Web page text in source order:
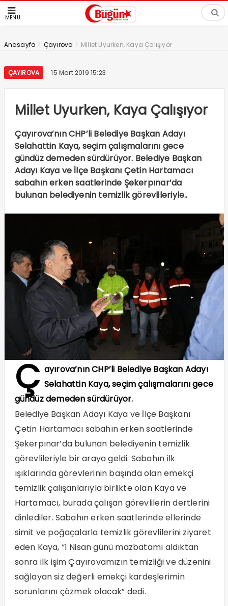
MENÜ
Anasayfa > Çayırova > Millet Uyurken, Kaya Çalışıyor
ÇAYIROVA 15 Mart 2019 15:23
Millet Uyurken, Kaya Çalışıyor
Çayırova’nın CHP’li Belediye Başkan Adayı
Selahattin Kaya, seçim çalışmalarını gece
gündüz demeden sürdürüyor. Belediye Başkan
Adayı Kaya ve İlçe Başkanı Çetin Hartamacı
sabahın erken saatlerinde Şekerpınar’da
bulunan belediyenin temizlik görevlileriyle..
Ç ayırova’nın CHP’li Belediye Başkan Adayı
Selahattin Kaya, seçim çalışmalarını gece
gündüz demeden sürdürüyor.
Belediye Başkan Adayı Kaya ve İlçe Başkanı
Çetin Hartamacı sabahın erken saatlerinde
Şekerpınar’da bulunan belediyenin temizlik
görevlileriyle bir araya geldi. Sabahın ilk
ışıklarında görevlerinin başında olan emekçi
temizlik çalışanlarıyla birlikte olan Kaya ve
Hartamacı, burada çalışan görevlilerin dertlerini
dinlediler. Sabahın erken saatlerinde ellerinde
simit ve poğaçalarla temizlik görevlilerini ziyaret
eden Kaya, “1 Nisan günü mazbatamı aldıktan
sonra ilk işim Çayırovamızın temizliği ve düzenini
sağlayan siz değerli emekçi kardeşlerimin
sorunlarını çözmek olacak” dedi.